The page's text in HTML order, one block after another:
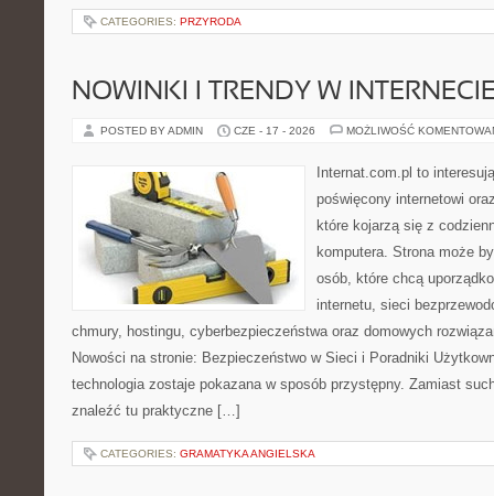
CATEGORIES: PRZYRODA
NOWINKI I TRENDY W
POSTED BY ADMIN CZE - 17 - 2026 MOŻLIWOŚĆ
Internat.com.pl to
poświęcony internetowi
które kojarzą się z
komputera. Strona może
osób, które chcą
internetu, sieci
chmury, hostingu, cyberbezpieczeństwa oraz domowych
Nowości na stronie: Bezpieczeństwo w Sieci i Poradniki
technologia zostaje pokazana w sposób przystępny. Zamiast
znaleźć tu praktyczne […]
CATEGORIES: GRAMATYKA ANGIELSKA